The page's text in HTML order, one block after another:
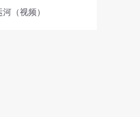
（视频）